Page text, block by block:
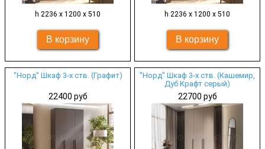
h 2236 х 1200 х 510 h 2236 х 1200 х 510
"Норд" Шкаф 3-х ств. (Графит)
22400 руб
"Норд" Шкаф 3-х ств. (Кашемир,
Дуб Крафт серый)
22700 руб